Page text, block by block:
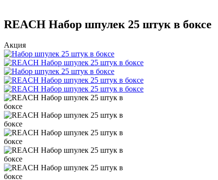
REACH Набор шпулек 25 штук в боксе
Акция